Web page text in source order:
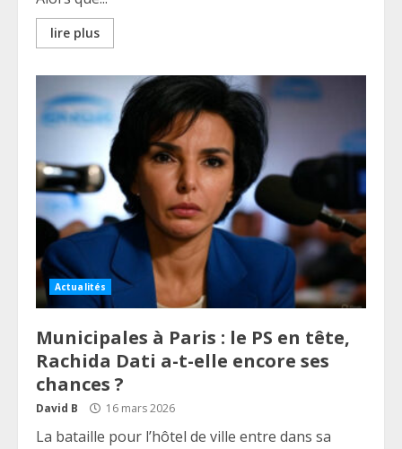
lire plus
Actualités
Municipales à Paris : le PS en tête,
Rachida Dati a-t-elle encore ses
chances ?
David B 16 mars 2026
La bataille pour l’hôtel de ville entre dans sa